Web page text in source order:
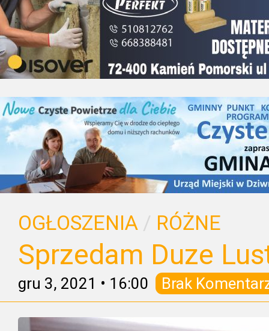
OGŁOSZENIA / RÓŻNE
Sprzedam Duze
gru 3, 2021 • 16:00 Brak